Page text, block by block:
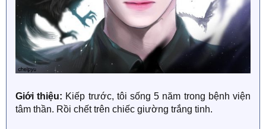
Giới thiệu: Kiếp trước, tôi sống 5 năm trong bệnh viện
tâm thần. Rồi chết trên chiếc giường trắng tinh.